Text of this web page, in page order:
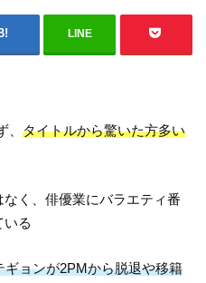
LINE
、タイトルから驚いた方多い
く、俳優業にバラエティ番
いる
ギョンが2PMから脱退や移籍